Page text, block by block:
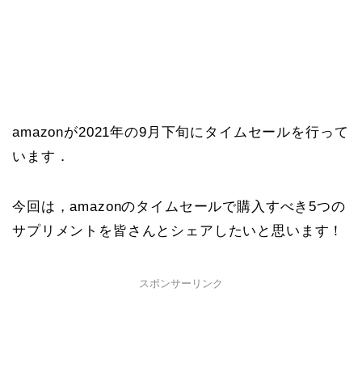
amazonが2021年の9月下旬にタイムセールを行って
います．
今回は，amazonのタイムセールで購入すべき5つの
サプリメントを皆さんとシェアしたいと思います！
スポンサーリンク